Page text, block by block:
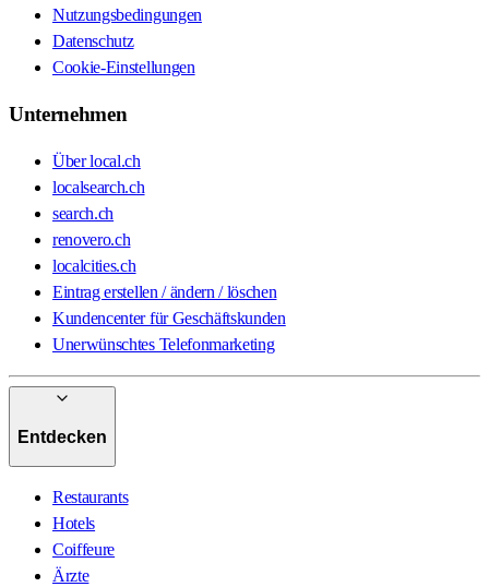
Nutzungsbedingungen
Datenschutz
Cookie-Einstellungen
Unternehmen
Über local.ch
localsearch.ch
search.ch
renovero.ch
localcities.ch
Eintrag erstellen / ändern / löschen
Kundencenter für Geschäftskunden
Unerwünschtes Telefonmarketing
Entdecken
Restaurants
Hotels
Coiffeure
Ärzte